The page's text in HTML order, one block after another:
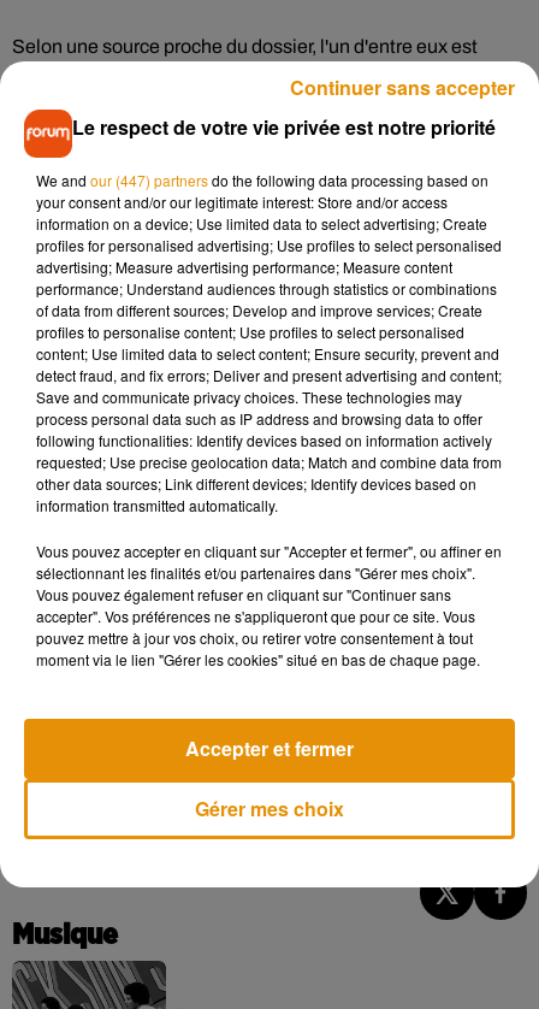
Selon une source proche du dossier, l'un d'entre eux est
est suspecté de l'avoir accompagné lors de l'achat d'une
arme qui a servi lors de son attentat.
Les gardes à vue de neuf autres personnes ont en revanche
été levées mardi soir, sans qu'elles fassent l'objet de
poursuites à ce stade.
Parmi ces personnes figurent trois collégiens, les parents, le
grand-père et le petit frère du meurtrier, mais aussi la
compagne de M. Sefrioui ainsi qu'un homme déjà condamné
pour terrorisme et qui a été en contact avec l'assaillant.
Un hommage national à 19h30
La France rendra dans la soirée un hommage national à
Samuel Paty à la Sorbonne. La cérémonie, en présence de
400 invités dont une centaine d'élèves d'établissements
d'Ile-de-France, débutera à 19h30 dans la cour de la
Sorbonne, lieu symbolique de l'esprit des Lumières et de
l'enseignement.
Le président Emmanuel Macron devrait arriver un peu avant
pour remettre la Légion d'honneur à titre posthume à
l'enseignant, en présence de sa famille.
Musique
Le respect de votre vie privée est notre priorité
We and our (447) partnersdo the following data processing based on
your consent and/or our legitimate interest: Store and/or access
information on a device; Use limited data to select advertising; Create
profiles for personalised advertising; Use profiles to select personalised
advertising; Measure advertising performance; Measure content
performance; Understand audiences through statistics or combinations
of data from different sources; Develop and improve services; Create
profiles to personalise content; Use profiles to select personalised
content; Use limited data to select content; Ensure security, prevent and
detect fraud, and fix errors; Deliver and present advertising and content;
Save and communicate privacy choices. These technologies may
process personal data such as IP address and browsing data to offer
following functionalities: Identify devices based on information actively
requested; Use precise geolocation data; Match and combine data from
other data sources; Link different devices; Identify devices based on
information transmitted automatically.
Vous pouvez accepter en cliquant sur "Accepter et fermer", ou affiner en
sélectionnant les finalités et/ou partenaires dans "Gérer mes choix".
Vous pouvez également refuser en cliquant sur "Continuer sans
accepter". Vos préférences ne s'appliqueront que pour ce site. Vous
pouvez mettre à jour vos choix, ou retirer votre consentement à tout
moment via le lien "Gérer les cookies" situé en bas de chaque page.
Gérer mes choix
Accepter et fermer
Continuer sans accepter